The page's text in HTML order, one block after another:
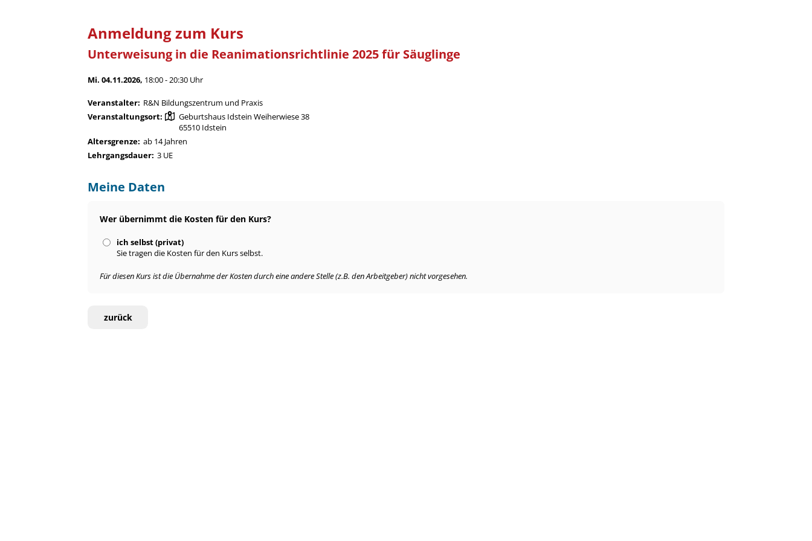
Anmeldung zum Kurs
Unterweisung in die Reanimationsrichtlinie 2025 für Säuglinge
Mi. 04.11.2026, 18:00 - 20:30 Uhr
Veranstalter: R&N Bildungszentrum und Praxis
Veranstaltungsort:
Geburtshaus Idstein Weiherwiese 38
65510 Idstein
Altersgrenze: ab 14 Jahren
Lehrgangsdauer: 3 UE
Meine Daten
Wer übernimmt die Kosten für den Kurs?
ich selbst (privat)
Sie tragen die Kosten für den Kurs selbst.
Für diesen Kurs ist die Übernahme der Kosten durch eine andere Stelle (z.B. den Arbeitgeber) nicht vorgesehen.
zurück